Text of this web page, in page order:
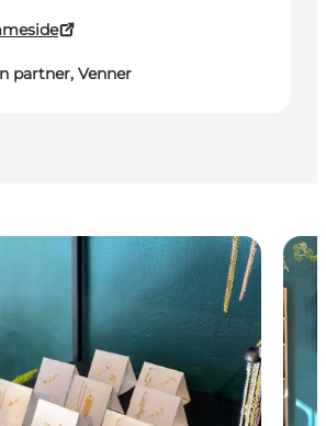
partner, Venner